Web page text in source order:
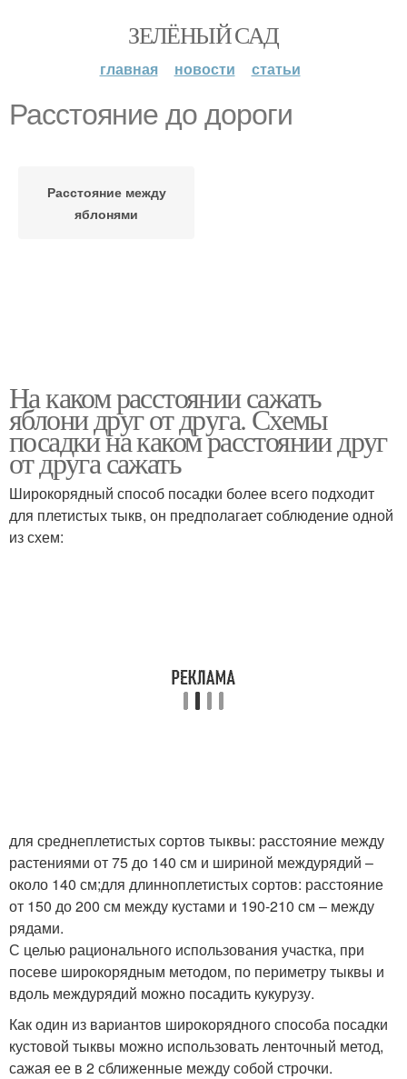
ЗЕЛЁНЫЙ САД
главная новости статьи
Расстояние до дороги
Расстояние между
яблонями
На каком расстоянии сажать
яблони друг от друга. Схемы
посадки на каком расстоянии друг
от друга сажать
Широкорядный способ посадки более всего подходит
для плетистых тыкв, он предполагает соблюдение одной
из схем:
для среднеплетистых сортов тыквы: расстояние между
растениями от 75 до 140 см и шириной междурядий –
около 140 см;для длинноплетистых сортов: расстояние
от 150 до 200 см между кустами и 190-210 см – между
рядами.
С целью рационального использования участка, при
посеве широкорядным методом, по периметру тыквы и
вдоль междурядий можно посадить кукурузу.
Как один из вариантов широкорядного способа посадки
кустовой тыквы можно использовать ленточный метод,
сажая ее в 2 сближенные между собой строчки.